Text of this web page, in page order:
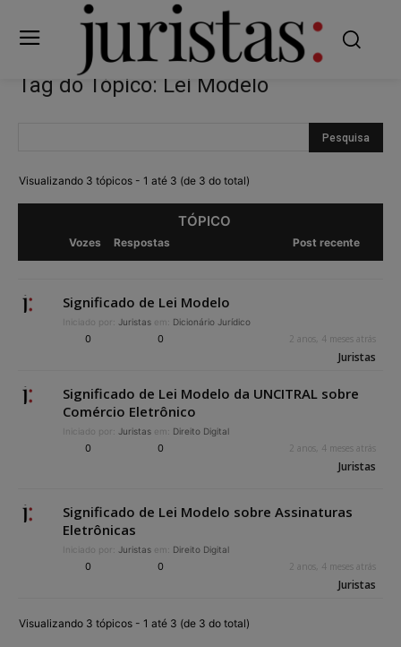
Tag do Tópico: Lei Modelo
Visualizando 3 tópicos - 1 até 3 (de 3 do total)
TÓPICO
Vozes Respostas Post recente
Significado de Lei Modelo
Iniciado por: Juristas em: Dicionário Jurídico
0 0 2 anos, 4 meses atrás
Juristas
Significado de Lei Modelo da UNCITRAL sobre
Comércio Eletrônico
Iniciado por: Juristas em: Direito Digital
0 0 2 anos, 4 meses atrás
Juristas
Significado de Lei Modelo sobre Assinaturas
Eletrônicas
Iniciado por: Juristas em: Direito Digital
0 0 2 anos, 4 meses atrás
Juristas
Visualizando 3 tópicos - 1 até 3 (de 3 do total)